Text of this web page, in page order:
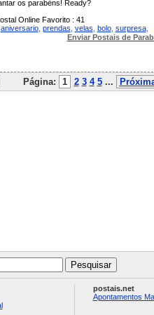
os parabéns! Ready?
Online Favorito : 41
aniversario, prendas velas bolo, surpresa,
Enviar Postais de
Página: 1 2 3 4 5...
postais.net
Apontamentos